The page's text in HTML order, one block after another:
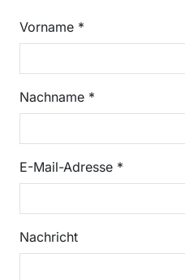
Vorname *
Nachname *
E-Mail-Adresse *
Nachricht